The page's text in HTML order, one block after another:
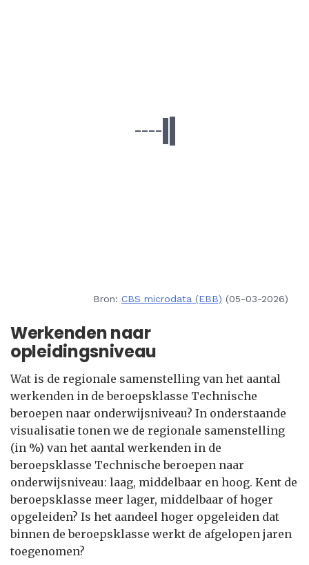
Bron: CBS microdata (EBB) (05-03-2026)
Werkenden naar
opleidingsniveau
Wat is de regionale samenstelling van het aantal
werkenden in de beroepsklasse Technische
beroepen naar onderwijsniveau? In onderstaande
visualisatie tonen we de regionale samenstelling
(in %) van het aantal werkenden in de
beroepsklasse Technische beroepen naar
onderwijsniveau: laag, middelbaar en hoog. Kent de
beroepsklasse meer lager, middelbaar of hoger
opgeleiden? Is het aandeel hoger opgeleiden dat
binnen de beroepsklasse werkt de afgelopen jaren
toegenomen?